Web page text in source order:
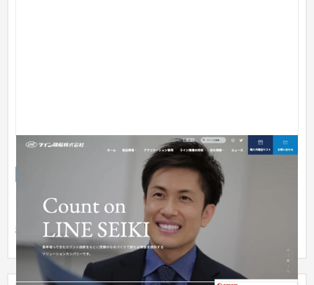
ライン精機株式会社様
301〜500万円
1954年設立の計測機器メーカーであるライン精機株式会社様
は、各種計測機器の製造・販売を手掛ける一方で新規事業にも
積極的に挑...